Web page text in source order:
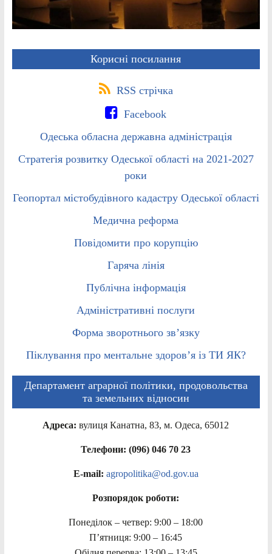
Корисні посилання
RSS стрічка
Facebook
Одеська обласна державна адміністрація
Стратегія розвитку Одеської області на 2021-2027
роки
Геопортал містобудівного кадастру Одеської області
Медична реформа
Повідомити про корупцію
Гаряча лінія
Публічна інформація
Адміністративні послуги
Форма зворотнього зв’язку
Піклування про ментальне здоров’я із ТИ ЯК?
Департамент аграрної політики, продовольства
та земельних відносин
Адреса: вулиця Канатна, 83, м. Одеса, 65012
Телефони: (096) 046 70 23
E-mail: agropolitika@od.gov.ua
Розпорядок роботи:
Понеділок – четвер: 9:00 – 18:00
П’ятниця: 9:00 – 16:45